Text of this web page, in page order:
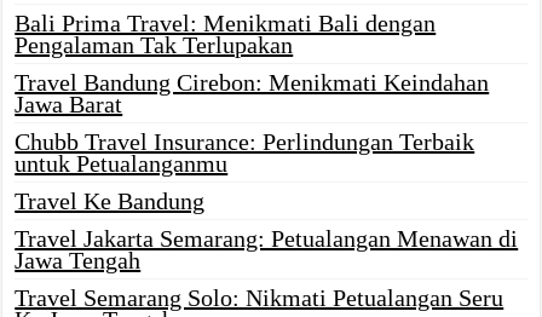
Bali Prima Travel: Menikmati Bali dengan
Pengalaman Tak Terlupakan
Travel Bandung Cirebon: Menikmati Keindahan
Jawa Barat
Chubb Travel Insurance: Perlindungan Terbaik
untuk Petualanganmu
Travel Ke Bandung
Travel Jakarta Semarang: Petualangan Menawan di
Jawa Tengah
Travel Semarang Solo: Nikmati Petualangan Seru